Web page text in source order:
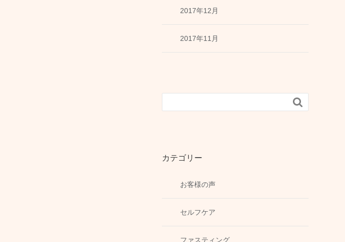
2017年12月
2017年11月

カテゴリー
お客様の声
セルフケア
ファスティング